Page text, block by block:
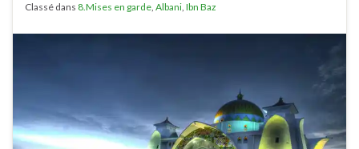
Classé dans 8.Mises en garde, Albani, Ibn Baz